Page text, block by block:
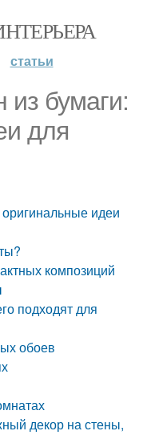
статьи
бумаги:
для
идеи
композиций
подходят для
обоев
декор на стены,